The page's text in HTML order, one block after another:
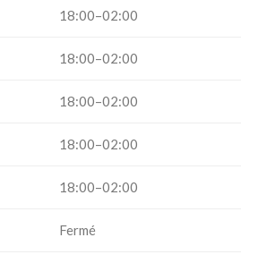
18:00–02:00
18:00–02:00
18:00–02:00
18:00–02:00
18:00–02:00
Fermé